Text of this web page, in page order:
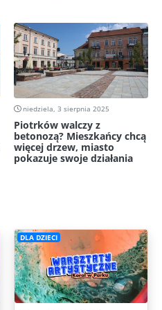
niedziela, 3 sierpnia 2025
Piotrków walczy z
betonozą? Mieszkańcy chcą
więcej drzew, miasto
pokazuje swoje działania
DLA DZIECI